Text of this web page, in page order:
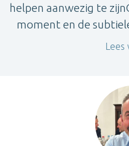
helpen aanwezig te
moment en de
Lees